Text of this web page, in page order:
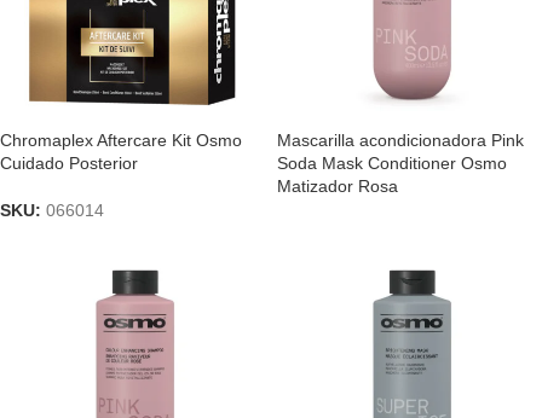
Chromaplex Aftercare Kit Osmo
Cuidado Posterior
SKU: 066014
Mascarilla acondicionadora Pink
Soda Mask Conditioner Osmo
Matizador Rosa